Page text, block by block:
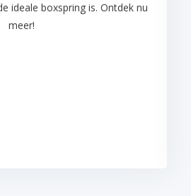
ideale boxspring is. Ontdek nu
meer!